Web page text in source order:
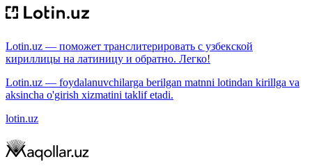
Lotin.uz — поможет транслитерировать с узбекской
кириллицы на латиницу и обратно. Легко!
Lotin.uz — foydalanuvchilarga berilgan matnni lotindan kirillga va
aksincha o'girish xizmatini taklif etadi.
lotin.uz